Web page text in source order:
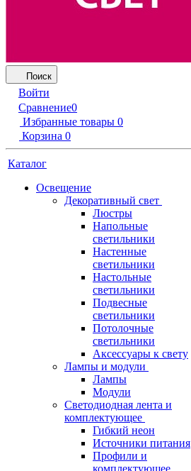
Поиск
Войти
Сравнение0
Избранные товары 0
Корзина 0
Каталог
Освещение
Декоративный свет
Люстры
Напольные
светильники
Настенные
светильники
Настольные
светильники
Подвесные
светильники
Потолочные
светильники
Аксессуары к свету
Лампы и модули
Лампы
Модули
Светодиодная лента и
комплектующее
Гибкий неон
Источники питания
Профили и
комплектующее